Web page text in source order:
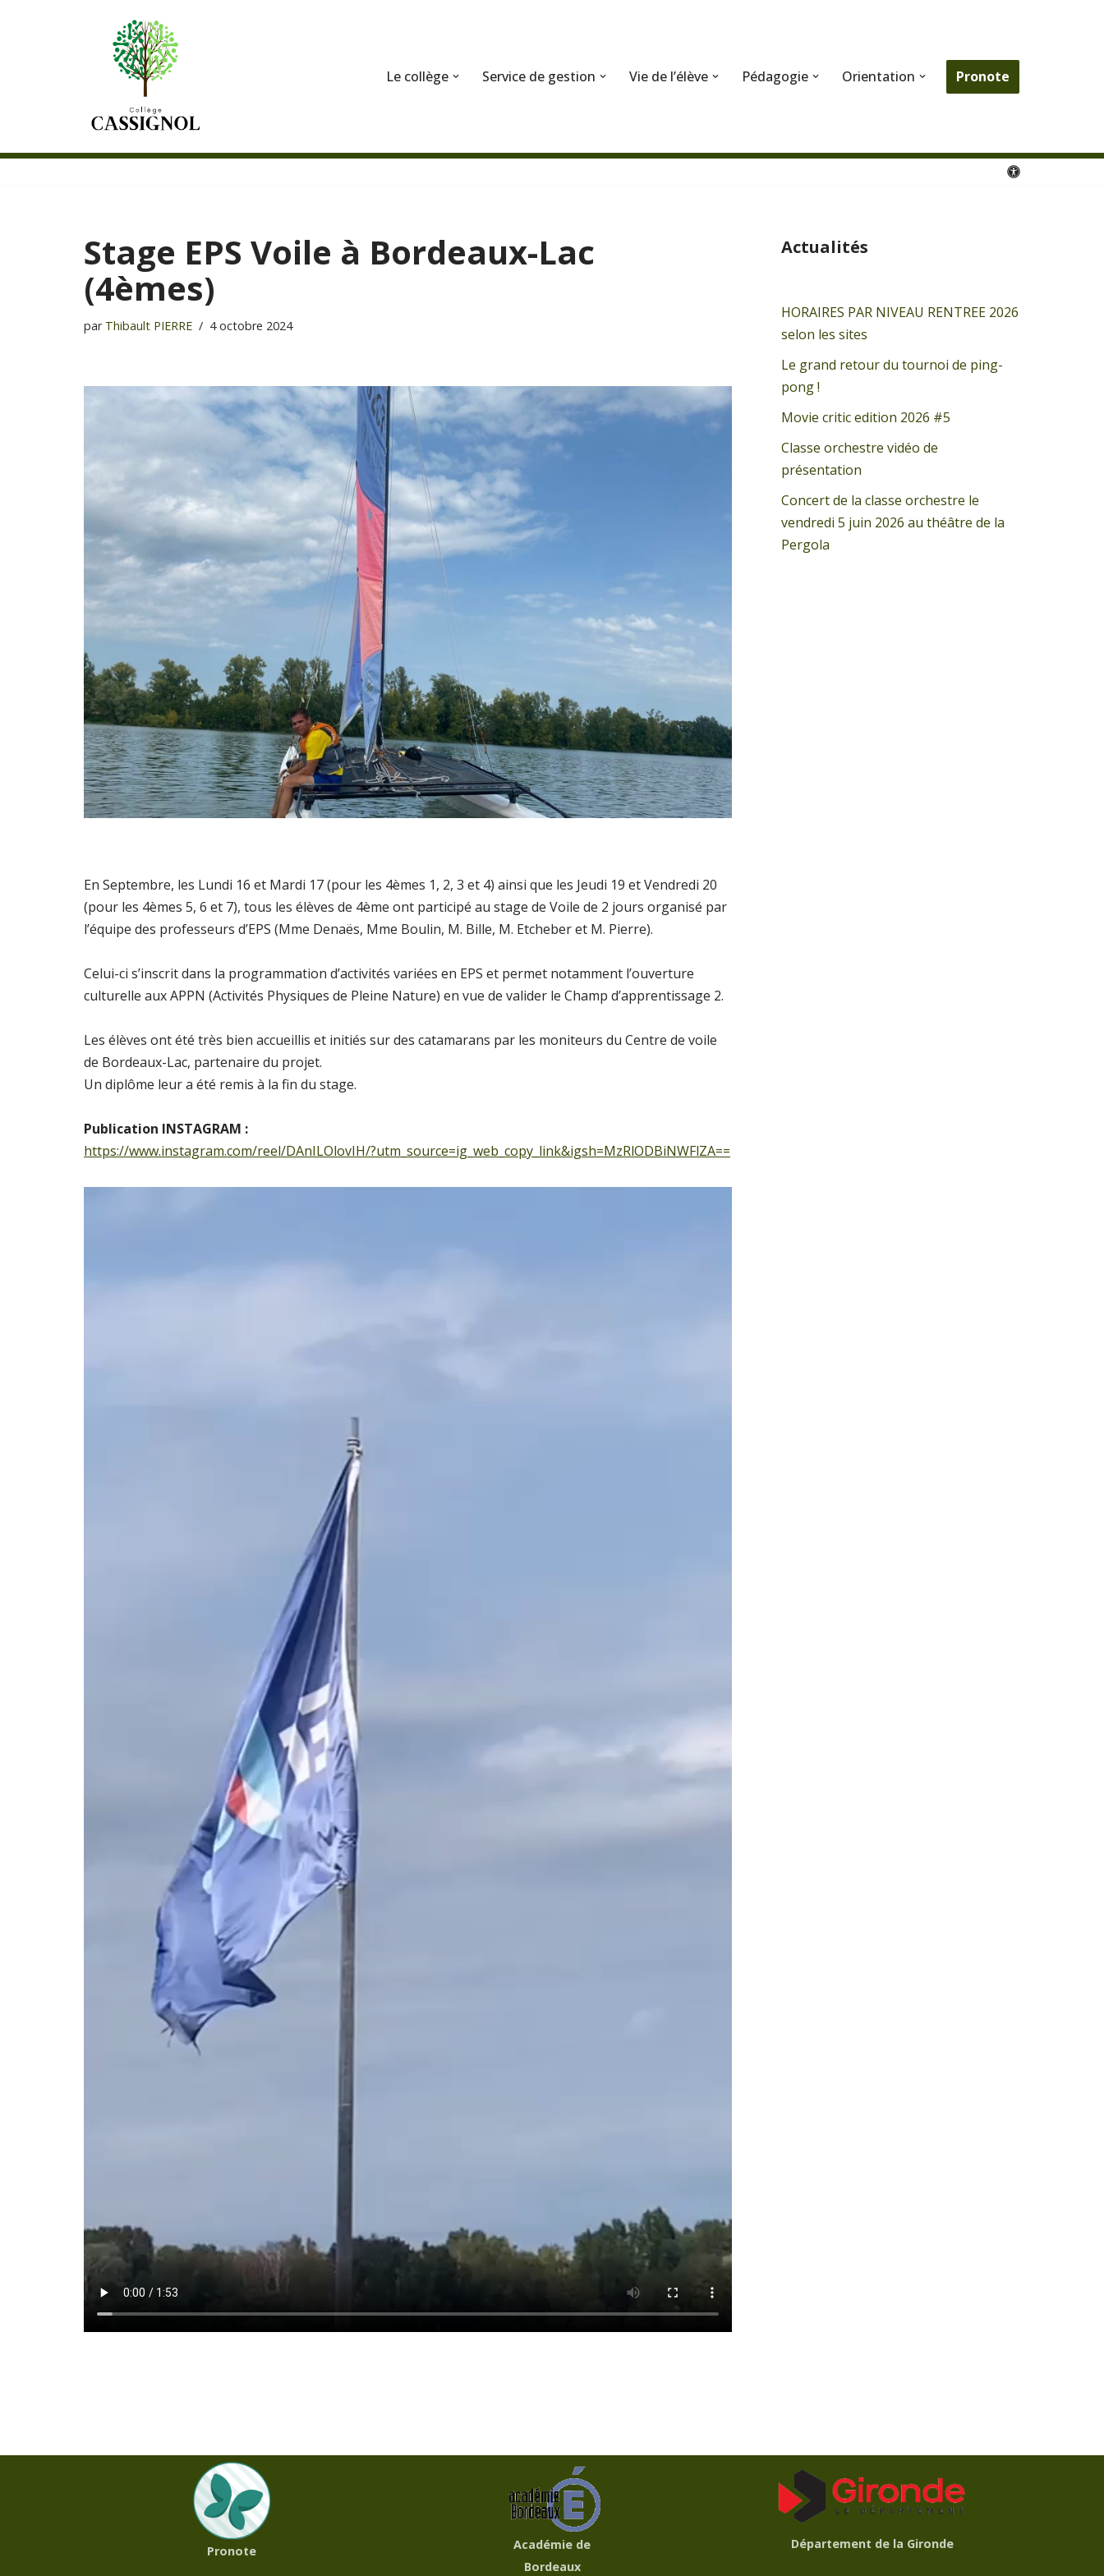
Le collège Service de gestion Vie de l’élève Pédagogie Orientation Pronote
Stage EPS Voile à Bordeaux-Lac
(4èmes)
par Thibault PIERRE 4 octobre 2024
En Septembre, les Lundi 16 et Mardi 17 (pour les 4èmes 1, 2, 3 et 4) ainsi que les Jeudi 19 et Vendredi 20
(pour les 4èmes 5, 6 et 7), tous les élèves de 4ème ont participé au stage de Voile de 2 jours organisé par
l’équipe des professeurs d’EPS (Mme Denaës, Mme Boulin, M. Bille, M. Etcheber et M. Pierre).
Celui-ci s’inscrit dans la programmation d’activités variées en EPS et permet notamment l’ouverture
culturelle aux APPN (Activités Physiques de Pleine Nature) en vue de valider le Champ d’apprentissage 2.
Les élèves ont été très bien accueillis et initiés sur des catamarans par les moniteurs du Centre de voile
de Bordeaux-Lac, partenaire du projet.
Un diplôme leur a été remis à la fin du stage.
Publication INSTAGRAM :
https://www.instagram.com/reel/DAnILOlovIH/?utm_source=ig_web_copy_link&igsh=MzRlODBiNWFlZA==
Actualités
HORAIRES PAR NIVEAU RENTREE 2026
selon les sites
Le grand retour du tournoi de ping-
pong !
Movie critic edition 2026 #5
Classe orchestre vidéo de
présentation
Concert de la classe orchestre le
vendredi 5 juin 2026 au théâtre de la
Pergola
Pronote
Académie de
Bordeaux
Département de la Gironde